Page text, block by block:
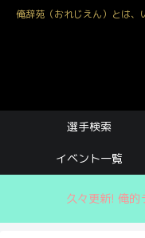
俺辞苑（おれじえん）とは、
選手検索
イベント一覧
久々更新! 俺的